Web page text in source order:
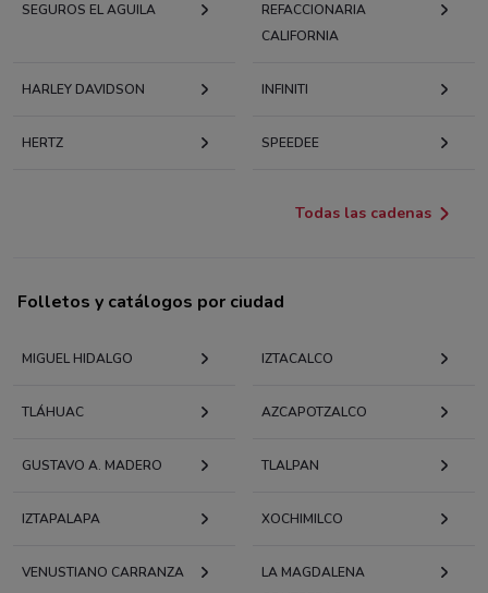
SEGUROS EL AGUILA
REFACCIONARIA
CALIFORNIA
HARLEY DAVIDSON INFINITI
HERTZ SPEEDEE
Todas las cadenas
Folletos y catálogos por ciudad
MIGUEL HIDALGO IZTACALCO
TLÁHUAC AZCAPOTZALCO
GUSTAVO A. MADERO TLALPAN
IZTAPALAPA XOCHIMILCO
VENUSTIANO CARRANZA
LA MAGDALENA